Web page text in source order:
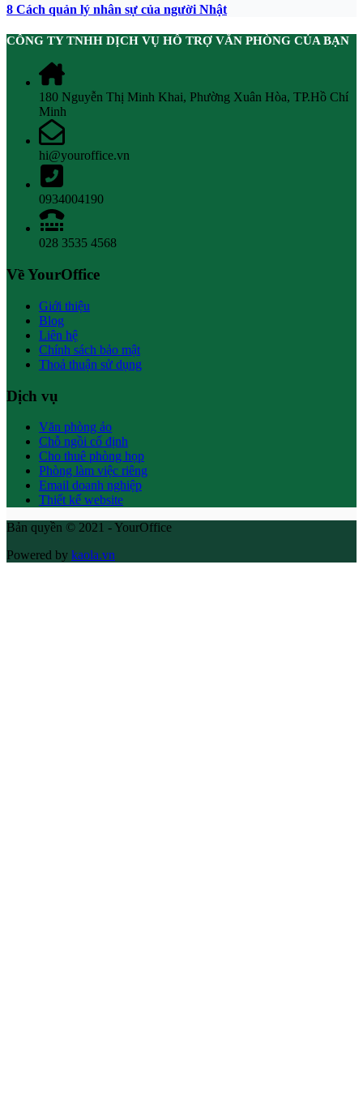
8 Cách quản lý nhân sự của người Nhật
CÔNG TY TNHH DỊCH VỤ HỖ TRỢ VĂN PHÒNG CỦA BẠN
180 Nguyễn Thị Minh Khai, Phường Xuân Hòa, TP.Hồ Chí
Minh
hi@youroffice.vn
0934004190
028 3535 4568
Về YourOffice
Giới thiệu
Blog
Liên hệ
Chính sách bảo mật
Thoả thuận sử dụng
Dịch vụ
Văn phòng ảo
Chỗ ngồi cố định
Cho thuê phòng họp
Phòng làm việc riêng
Email doanh nghiệp
Thiết kế website
Bản quyền © 2021 - YourOffice
Powered by kaola.vn